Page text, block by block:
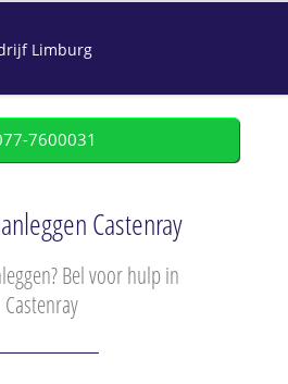
Limburg
7600031
Castenray
Bel voor hulp in
Castenray